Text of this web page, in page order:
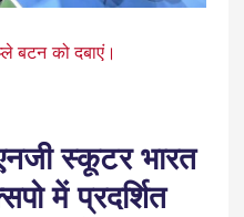
बटन को दबाएं।
स्कूटर भारत
में प्रदर्शित